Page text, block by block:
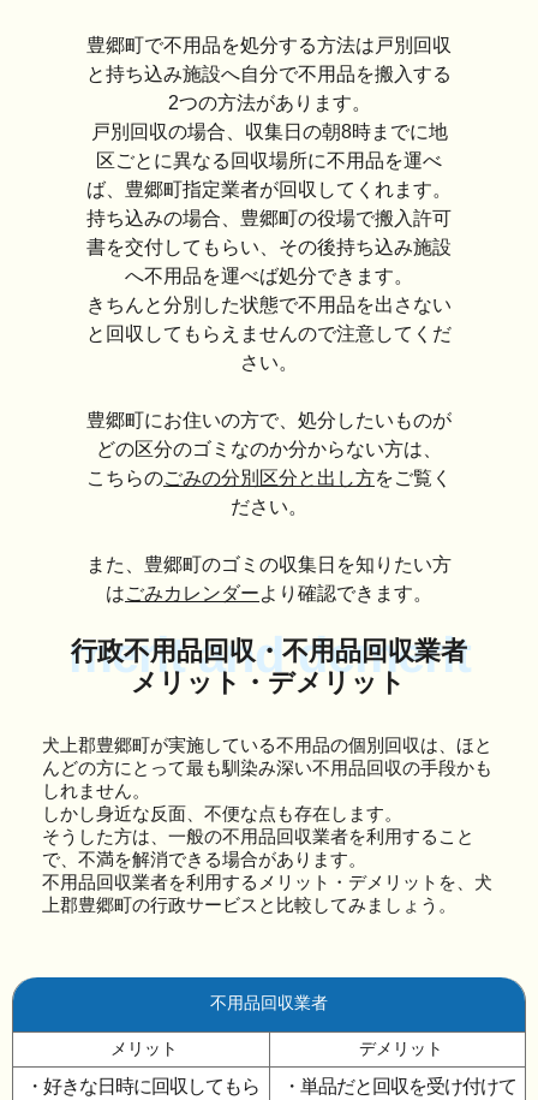
豊郷町で不用品を処分する方法は戸別回収
と持ち込み施設へ自分で不用品を搬入する
2つの方法があります。
戸別回収の場合、収集日の朝8時までに地
区ごとに異なる回収場所に不用品を運べ
ば、豊郷町指定業者が回収してくれます。
持ち込みの場合、豊郷町の役場で搬入許可
書を交付してもらい、その後持ち込み施設
へ不用品を運べば処分できます。
きちんと分別した状態で不用品を出さない
と回収してもらえませんので注意してくだ
さい。
豊郷町にお住いの方で、処分したいものが
どの区分のゴミなのか分からない方は、
こちらのごみの分別区分と出し方をご覧く
ださい。
また、豊郷町のゴミの収集日を知りたい方
はごみカレンダーより確認できます。
merit and demerit
行政不用品回収・不用品回収業者
メリット・デメリット
犬上郡豊郷町が実施している不用品の個別回収は、ほと
んどの方にとって最も馴染み深い不用品回収の手段かも
しれません。
しかし身近な反面、不便な点も存在します。
そうした方は、一般の不用品回収業者を利用すること
で、不満を解消できる場合があります。
不用品回収業者を利用するメリット・デメリットを、犬
上郡豊郷町の行政サービスと比較してみましょう。
不用品回収業者
メリット デメリット
・好きな日時に回収してもら
・単品だと回収を受け付けて